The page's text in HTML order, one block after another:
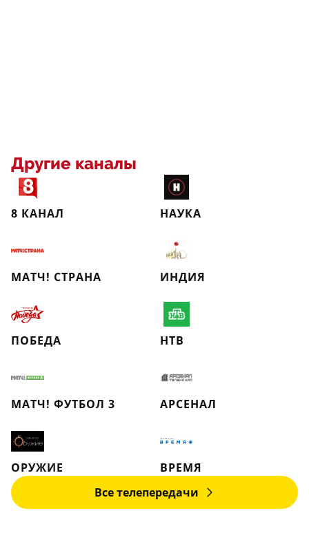
Другие каналы
8 КАНАЛ НАУКА
МАТЧ! СТРАНА ИНДИЯ
ПОБЕДА НТВ
МАТЧ! ФУТБОЛ 3 АРСЕНАЛ
ОРУЖИЕ
ВРЕМЯ
Все телепередачи